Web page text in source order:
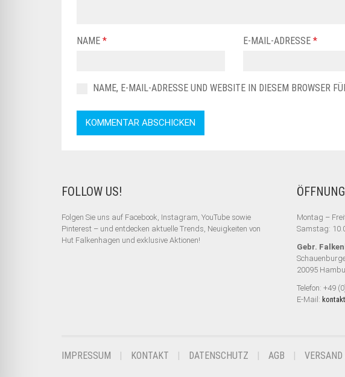
NAME * E-MAIL-ADRESSE *
NAME, E-MAIL-ADRESSE UND WEBSITE IN DIESEM BROWSER
FOLLOW US!
Folgen Sie uns auf Facebook, Instagram, YouTube sowie
Pinterest – und entdecken aktuelle Trends, Neuigkeiten von
Hut Falkenhagen und exklusive Aktionen!
Montag –
Samstag:
Gebr.
20095
Telefon: +49
E-Mail:
IMPRESSUM KONTAKT DATENSCHUTZ AGB